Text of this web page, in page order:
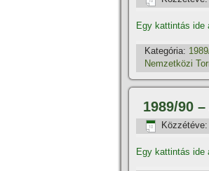
Egy kattintás ide
Kategória:
Nemzetközi
1989/90
Közzétéve:
Egy kattintás ide